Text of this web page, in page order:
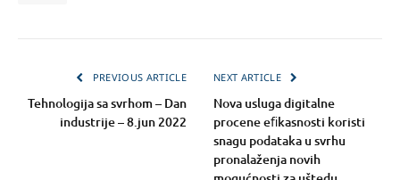
PREVIOUS ARTICLE
Tehnologija sa svrhom – Dan
industrije – 8.jun 2022
NEXT ARTICLE
Nova usluga digitalne
procene eﬁkasnosti koristi
snagu podataka u svrhu
pronalaženja novih